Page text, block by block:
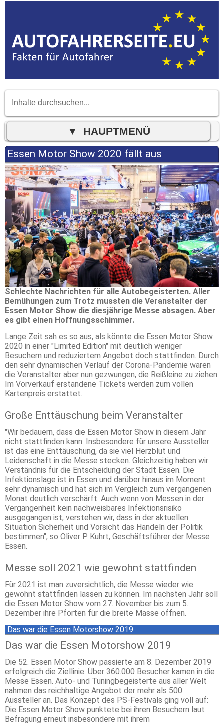
Essen Motor Show 2020 fällt aus
Schlechte Nachrichten für alle Autobegeisterten. Aller
Bemühungen zum Trotz mussten die Veranstalter der
Essen Motor Show die diesjährige Messe absagen. Aber
es gibt einen Hoffnungsschimmer.
Lange Zeit sah es so aus, als könnte die Essen Motor Show
2020 in einer "Limited Edition" mit deutlich weniger
Besuchern und reduziertem Angebot doch stattfinden. Durch
den sehr dynamischen Verlauf der Corona-Pandemie waren
die Veranstalter aber nun gezwungen, die Reißleine zu ziehen.
Im Vorverkauf erstandene Tickets werden zum vollen
Kartenpreis erstattet.
Große Enttäuschung beim Veranstalter
"Wir bedauern, dass die Essen Motor Show in diesem Jahr
nicht stattfinden kann. Insbesondere für unsere Aussteller
ist das eine Enttäuschung, da sie viel Herzblut und
Leidenschaft in die Messe stecken. Gleichzeitig haben wir
Verständnis für die Entscheidung der Stadt Essen. Die
Infektionslage ist in Essen und darüber hinaus im Moment
sehr dynamisch und hat sich im Vergleich zum vergangenen
Monat deutlich verschärft. Auch wenn von Messen in der
Vergangenheit kein nachweisbares Infektionsrisiko
ausgegangen ist, verstehen wir, dass in der aktuellen
Situation Sicherheit und Vorsicht das Handeln der Politik
bestimmen", so Oliver P. Kuhrt, Geschäftsführer der Messe
Essen.
Messe soll 2021 wie gewohnt stattfinden
Für 2021 ist man zuversichtlich, die Messe wieder wie
gewohnt stattfinden lassen zu können. Im nächsten Jahr soll
die Essen Motor Show vom 27. November bis zum 5.
Dezember ihre Pforten für die breite Masse öffnen.
Das war die Essen Motorshow 2019
Das war die Essen Motorshow 2019
Die 52. Essen Motor Show passierte am 8. Dezember 2019
erfolgreich die Ziellinie. Über 360.000 Besucher kamen in die
Messe Essen. Auto- und Tuningbegeisterte aus aller Welt
nahmen das reichhaltige Angebot der mehr als 500
Aussteller an. Das Konzept des PS-Festivals ging voll auf:
Die Essen Motor Show punktete bei ihren Besuchern laut
Befragung erneut insbesondere mit ihrem